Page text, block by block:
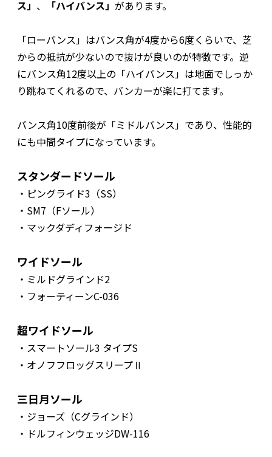
ス」 、 「ハイバンス」 があります。
「ローバンス」はバンス角が4度から6度くらいで、芝
からの抵抗が少ないので抜けが良いのが特徴です。逆
にバンス角12度以上の「ハイバンス」は地面でしっか
り跳ねてくれるので、バンカーが楽に打てます。
バンス角10度前後が「ミドルバンス」であり、性能的
にも中間タイプになっています。
スタンダードソール
・ピングライド3（SS）
・SM7（Fソール）
・マックダディフォージド
ワイドソール
・ミルドグラインド2
・フォーティーンC-036
超ワイドソール
・スマートソール3 タイプS
・オノフフロッグスリープⅡ
三日月ソール
・ジョーズ（Cグラインド）
・ドルフィンウェッジDW-116